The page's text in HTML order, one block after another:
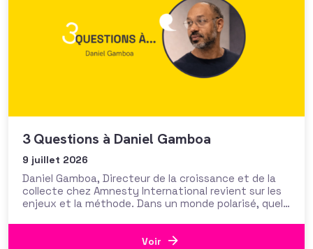
3 Questions à Daniel Gamboa
9 juillet 2026
Daniel Gamboa, Directeur de la croissance et de la
collecte chez Amnesty International revient sur les
enjeux et la méthode. Dans un monde polarisé, quels
immédiat de soutiens ? Pour modeler ses discours à
Voir